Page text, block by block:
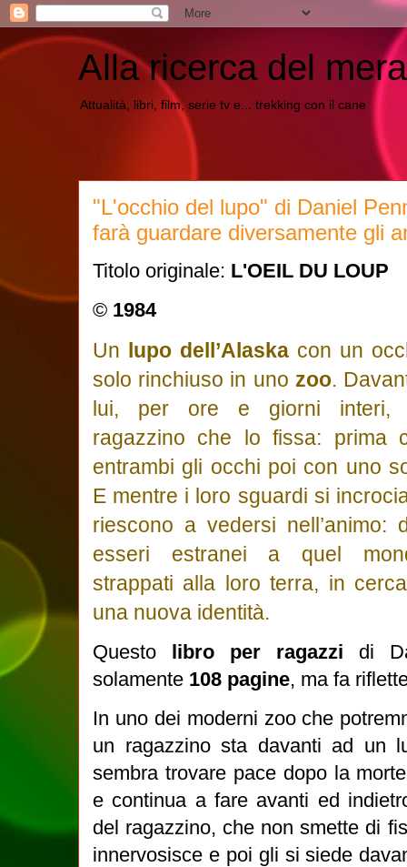
Alla ricerca del
Attualità, libri, film, serie tv e... trekking con il cane
"L'occhio del lupo" di Daniel
farà guardare diversamente gli
Titolo originale: L'OEIL DU LOUP
© 1984
Un lupo dell’Alaska con un
solo rinchiuso in uno zoo.
lui, per ore e giorni interi,
ragazzino che lo fissa: prima
entrambi gli occhi poi con uno
E mentre i loro sguardi si
riescono a vedersi nell’animo:
esseri estranei a quel
strappati alla loro terra, in
una nuova identità.
Questo libro per ragazzi di
solamente 108 pagine, ma fa
In uno dei moderni zoo che
un ragazzino sta davanti ad un
sembra trovare pace dopo la
e continua a fare avanti ed
del ragazzino, che non smette di
innervosisce e poi gli si siede